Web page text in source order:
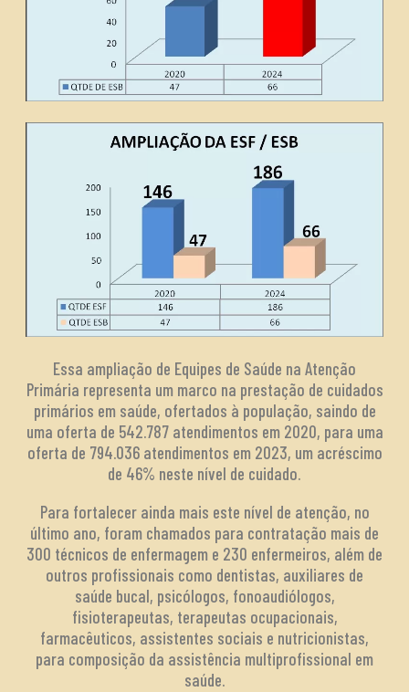
Essa ampliação de Equipes de Saúde na Atenção
Primária representa um marco na prestação de cuidados
primários em saúde, ofertados à população, saindo de
uma oferta de 542.787 atendimentos em 2020, para uma
oferta de 794.036 atendimentos em 2023, um acréscimo
de 46% neste nível de cuidado.
Para fortalecer ainda mais este nível de atenção, no
último ano, foram chamados para contratação mais de
300 técnicos de enfermagem e 230 enfermeiros, além de
outros profissionais como dentistas, auxiliares de
saúde bucal, psicólogos, fonoaudiólogos,
fisioterapeutas, terapeutas ocupacionais,
farmacêuticos, assistentes sociais e nutricionistas,
para composição da assistência multiprofissional em
saúde.